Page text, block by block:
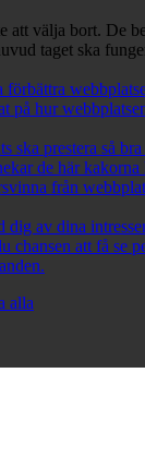
att välja bort. De
taget ska
förbättra
på hur
ska prestera så
de här kakorna
från
dig av dina
chansen att få se
alla